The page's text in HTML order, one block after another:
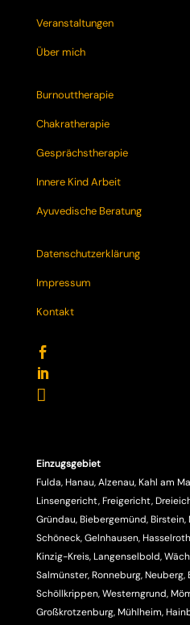
Veranstaltungen
Über mich
Burnouttherapie
Chakratherapie
Gesprächstherapie
Innere Kind Arbeit
Ayuvedische Beratung
Datenschutzerklärung
Impressum
Kontakt



Einzugsgebiet
Fulda, Hanau, Alzenau, Kahl am
Linsengericht, Freigericht,
Gründau, Biebergemünd,
Schöneck, Gelnhausen,
Kinzig-Kreis, Langenselbold,
Salmünster, Ronneburg,
Schöllkrippen, Westerngrund,
Großkrotzenburg, Mühlheim,